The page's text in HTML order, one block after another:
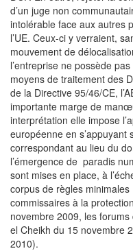
d’un juge non
intolérable face aux autres
l’UE. Ceux-ci y verraient,
mouvement de
l’entreprise ne possède
moyens de traitement des
de la Directive 95/46/CE,
importante marge de
interprétation elle impose
européenne en
correspondant au lieu du
l’émergence de paradis
sont mises en place, à
corpus de règles
commissaires à la
novembre 2009, les
el Cheikh du 15 novembre
2010).